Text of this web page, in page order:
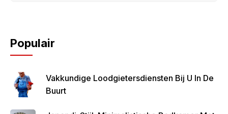
Populair
Vakkundige Loodgietersdiensten Bij U In De
Buurt